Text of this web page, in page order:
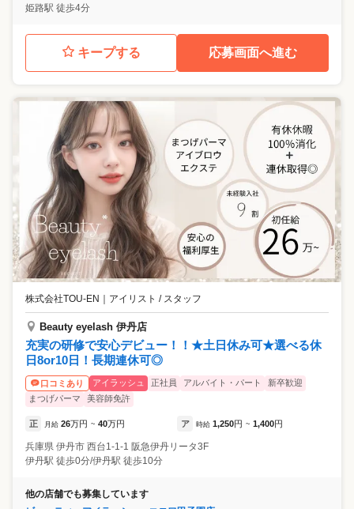
姫路駅 徒歩4分
キープする 応募画面へ進む
株式会社TOU-EN ｜ アイリスト / スタッフ
Beauty eyelash 伊丹店
充実の研修で安心デビュー！！★土日休み可★選べる休
日8or10日！長期連休可◎
口コミあり アイラッシュ 正社員 アルバイト・パート
新卒歓迎
まつげパーマ
美容師免許
正 月給 26万円 ~ 40万円 ア 時給 1,250円 ~ 1,400円
兵庫県 伊丹市 西台1-1-1 阪急伊丹リータ3F
伊丹駅 徒歩0分/伊丹駅 徒歩10分
他の店舗でも募集しています